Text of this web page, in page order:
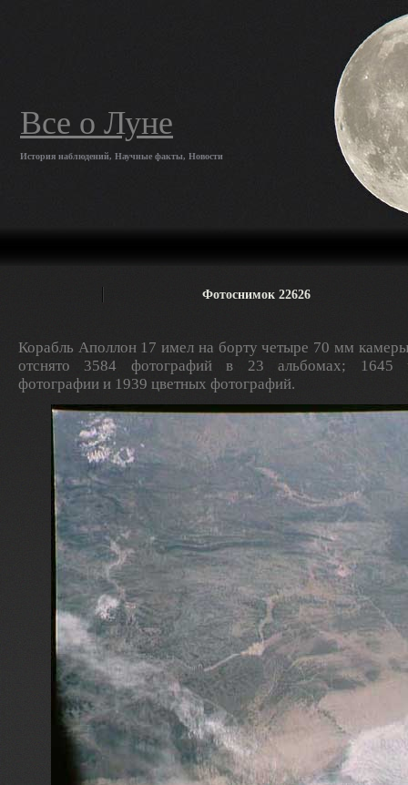
Все о Луне
История наблюдений, Научные факты, Новости
Фотоснимок 22626
Корабль Аполлон 17 имел на борту четыре 70 мм
отснято 3584 фотографий в 23 альбомах; 1645
фотографии и 1939 цветных фотографий.